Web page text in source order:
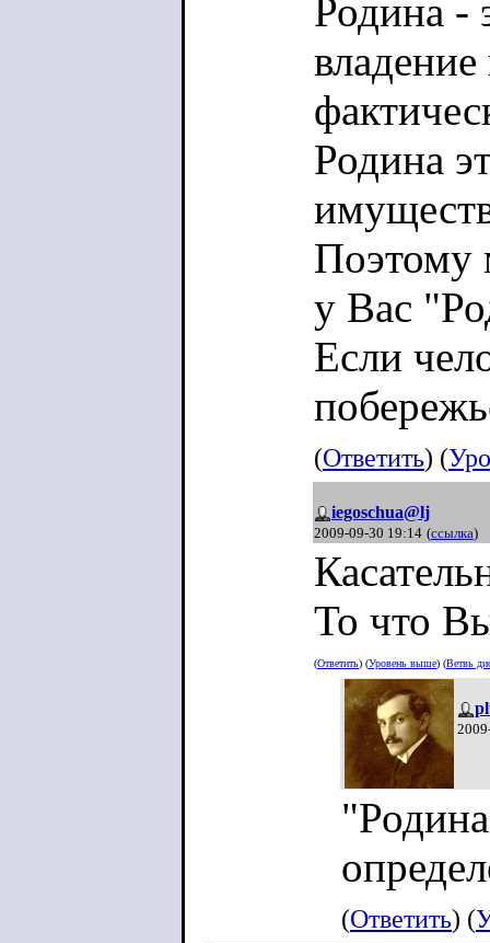
Родина -
Родина
Поэтому
у Вас
Если
(Ответить) (
iegoschua@lj
2009-09-30 19:14 (ссылка)
То что
(Ответить) (Уровень выше) (Ветвь
(Ответить) (